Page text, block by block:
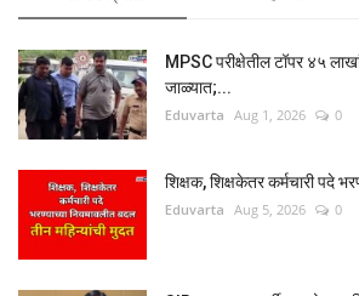
MPSC परीक्षेतील टॉपर ४५
जाळ्यात;...
Eduvarta Aug 1, 2026 0
शिक्षक, शिक्षकेतर कर्मचारी पदे
Eduvarta Aug 5, 2026 0